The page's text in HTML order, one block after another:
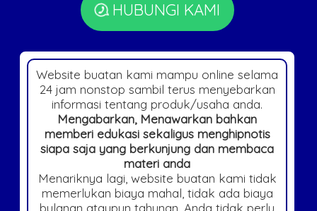
HUBUNGI KAMI
Website buatan kami mampu online selama
24 jam nonstop sambil terus menyebarkan
informasi tentang produk/usaha anda.
Mengabarkan, Menawarkan bahkan
memberi edukasi sekaligus menghipnotis
siapa saja yang berkunjung dan membaca
materi anda
Menariknya lagi, website buatan kami tidak
memerlukan biaya mahal, tidak ada biaya
bulanan ataupun tahunan. Anda tidak perlu